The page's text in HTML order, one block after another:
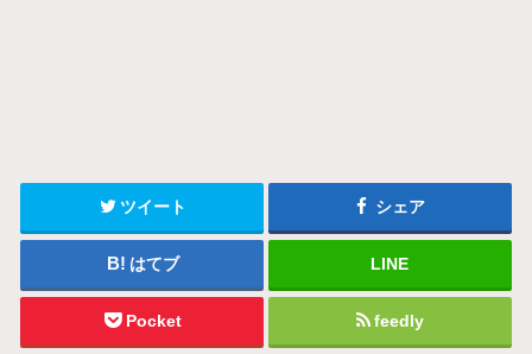
ツイート シェア
はてブ LINE
Pocket feedly